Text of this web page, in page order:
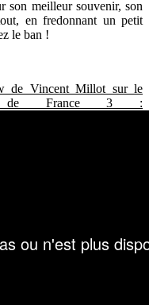
son meilleur souvenir, son
en fredonnant un petit
le ban !
de Vincent Millot sur le
de France 3 :